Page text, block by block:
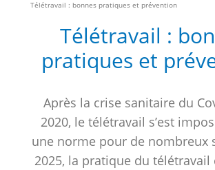
Télétravail : bonnes pratiques et prévention
Télétravail :
pratiques et
Après la crise sanitaire du
2020, le télétravail s’est
une norme pour de nombreux
2025, la pratique du télétravail